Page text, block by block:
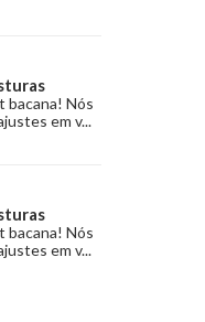
bacana! Nós
em v...
bacana! Nós
em v...